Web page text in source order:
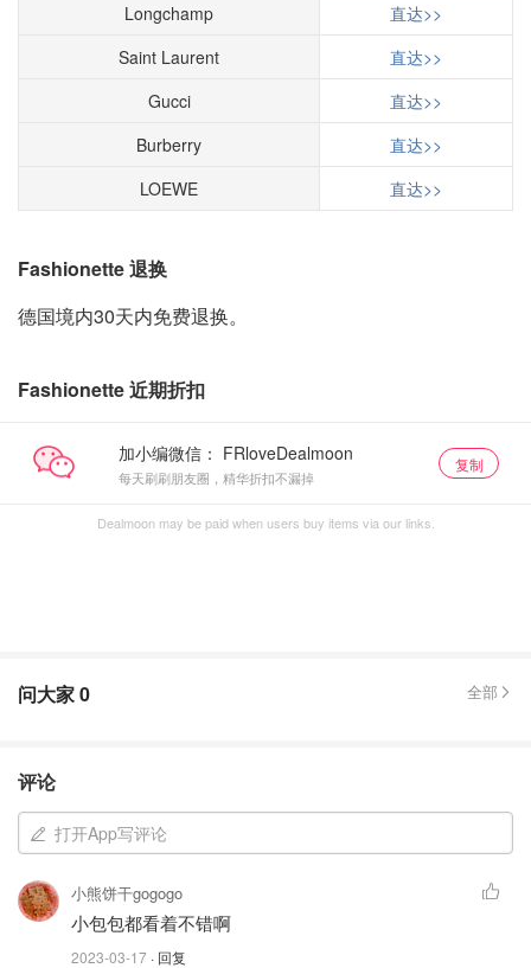
Longchamp
直达>>
Saint Laurent
直达>>
Gucci
直达>>
Burberry
直达>>
LOEWE
直达>>
Fashionette 退换
德国境内30天内免费退换。
Fashionette 近期折扣
加小编微信：
每天刷刷朋友圈，精华折扣不漏掉
复制
Dealmoon may be paid when users buy items via our links.
问大家0 全部
评论
打开App写评论
小熊饼干gogogo
小包包都看着不错啊
2023-03-17 · 回复